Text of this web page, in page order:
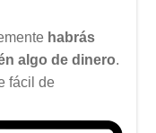
habrás
algo de dinero.
fácil de